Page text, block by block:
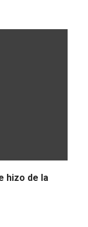
hizo de la